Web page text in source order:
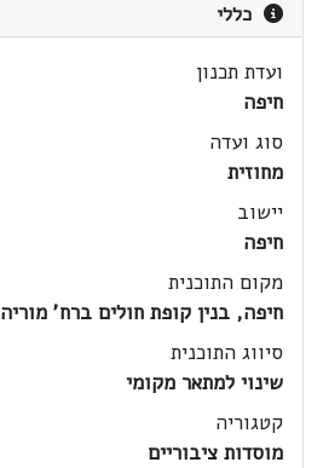
כללי
ועדת תכנון
חיפה
סוג ועדה
מחוזית
יישוב
חיפה
מקום התוכנית
חיפה, בנין קופת חולים ברח' מוריה 73
סיווג התוכנית
שינוי למתאר מקומי
קטגוריה
מוסדות ציבוריים